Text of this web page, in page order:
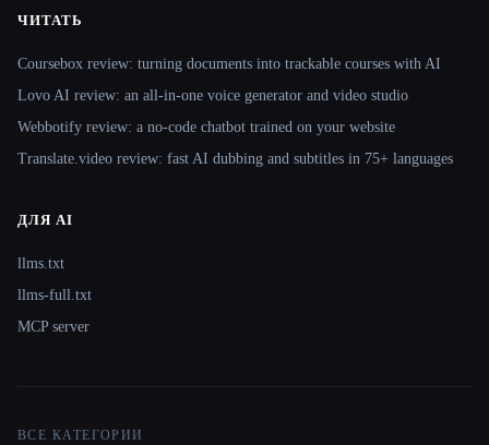
ЧИТАТЬ
Coursebox review: turning documents into trackable courses with AI
Lovo AI review: an all-in-one voice generator and video studio
Webbotify review: a no-code chatbot trained on your website
Translate.video review: fast AI dubbing and subtitles in 75+ languages
ДЛЯ AI
llms.txt
llms-full.txt
MCP server
ВСЕ КАТЕГОРИИ